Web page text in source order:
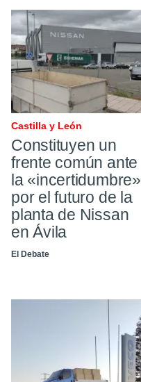
Castilla y León
Constituyen un
frente común ante
la «incertidumbre»
por el futuro de la
planta de Nissan
en Ávila
El Debate